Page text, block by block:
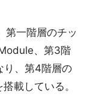
第一階層のチッ
、第3階
り、第4階層の
載している。